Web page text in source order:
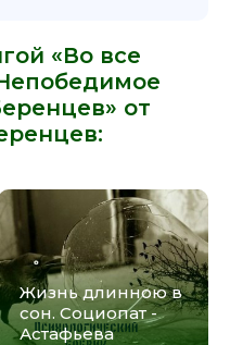
«Во все
от
:
Жизнь длинною в
сон. Социопат -
Астафьева